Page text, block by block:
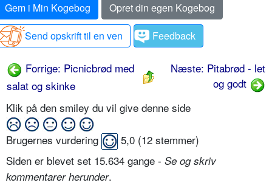
Gem i Min Kogebog
Opret din egen Kogebog
Send opskrift til en ven
Feedback
Forrige: Picnicbrød med
salat og skinke
Næste: Pitabrød - let
og godt
Klik på den smiley du vil give denne side
Brugernes vurdering 5,0 (12 stemmer)
Siden er blevet set 15.634 gange - Se og skriv
kommentarer herunder.